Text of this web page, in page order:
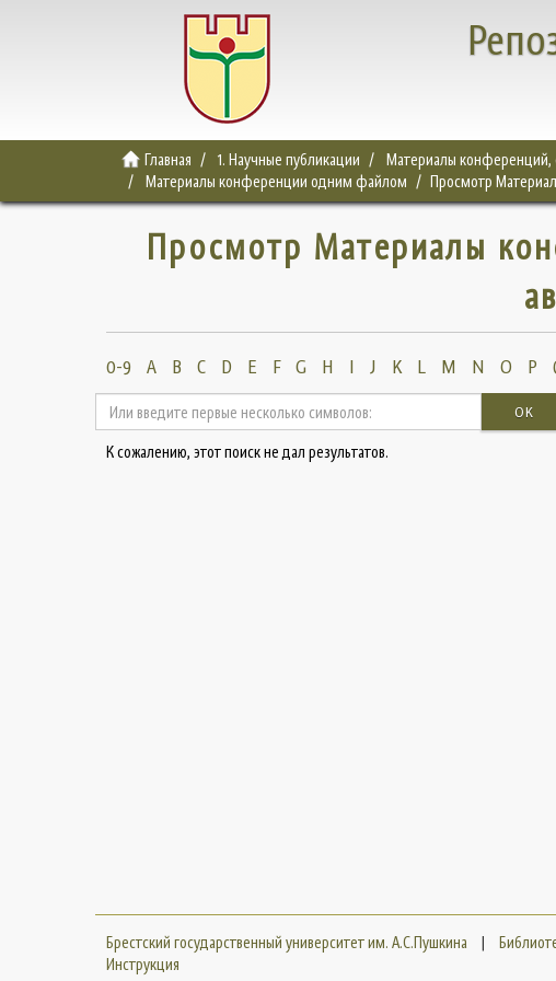
Главная 1. Научные публикации Материалы конференций,
Материалы конференции одним файлом
Просмотр
Просмотр Материалы
0-9 A B C D E F G H I J K L M N O P
OK
К сожалению, этот поиск не дал результатов.
Брестский государственный университет им. А.С.Пушкина |
Инструкция